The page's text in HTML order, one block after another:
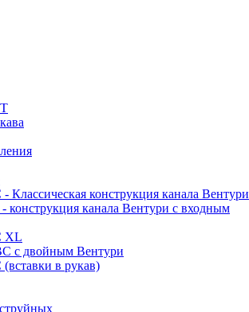
Классическая конструкция канала Вентури
конструкция канала Вентури c входным
XL
с двойным Вентури
в рукав)